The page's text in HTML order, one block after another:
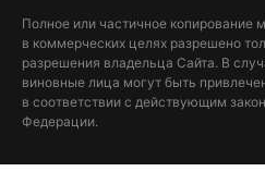
Полное или частичное копирование
в коммерческих целях разрешено
разрешения владельца Сайта. В
виновные лица могут быть
в соответствии с действующим
Федерации.